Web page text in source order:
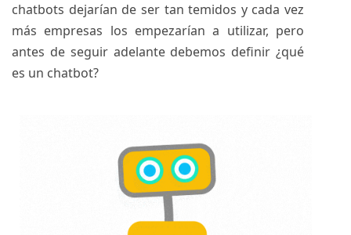
chatbots dejarían de ser tan temidos y cada vez
más empresas los empezarían a utilizar, pero
antes de seguir adelante debemos definir ¿qué
es un chatbot?